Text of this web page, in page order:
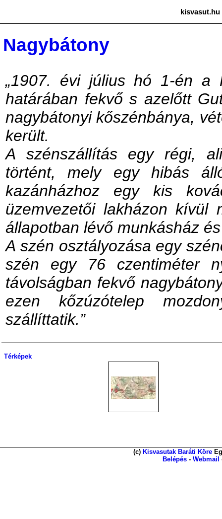
Nagybátony
„1907. évi július hó 1-én a
határában fekvő s azelőtt
nagybátonyi kőszénbánya,
került.
A szénszállítás egy régi,
történt, mely egy hibás
kazánházhoz egy kis
üzemvezetői lakházon kívül
állapotban lévő munkásház
A szén osztályozása egy
szén egy 76 czentiméter
távolságban fekvő
ezen kőzúzótelep
szállíttatik.”
Térképek
(c) Kisvasutak Baráti Köre
Belépés - Webmail